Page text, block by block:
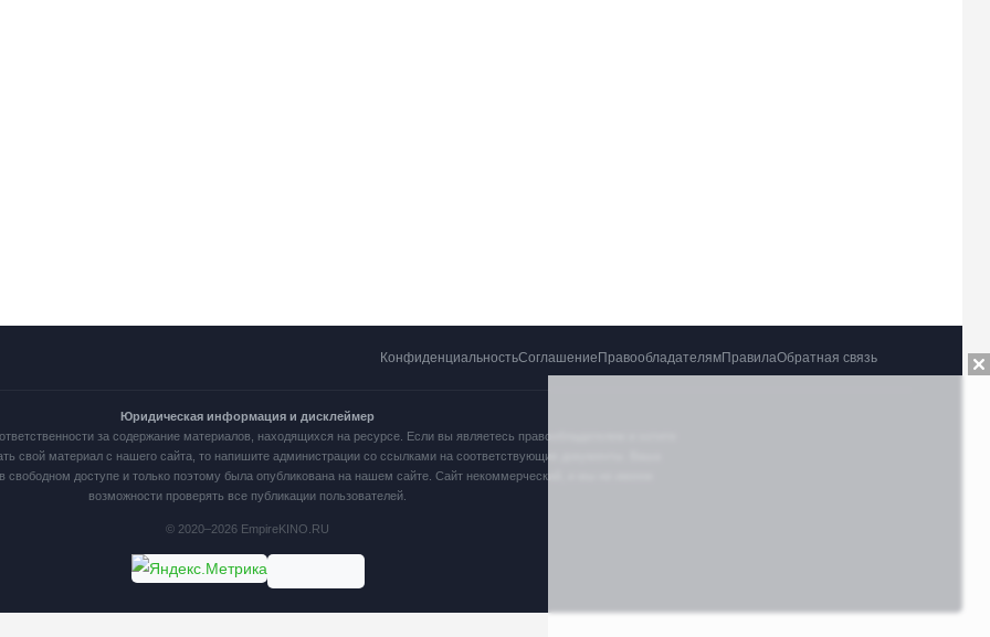
КонфиденциальностьСоглашение ПравообладателямПравилаОбратная связь
Юридическая информация и дисклеймер
за содержание материалов, находящихся на ресурсе. Если вы являетесь правообладателем и хотите
свой материал с нашего сайта, то напишите администрации со ссылками на соответствующие документы. Ваша
свободном доступе и только поэтому была опубликована на нашем сайте. Сайт некоммерческий, и мы не имеем
возможности проверять все публикации пользователей.
© 2020–2026 EmpireKINO.RU